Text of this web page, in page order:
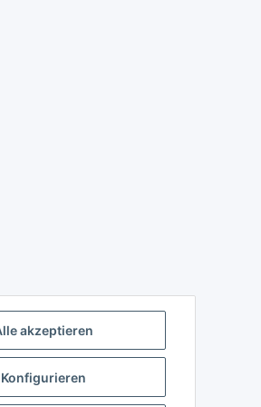
akzeptieren
Konfigurieren